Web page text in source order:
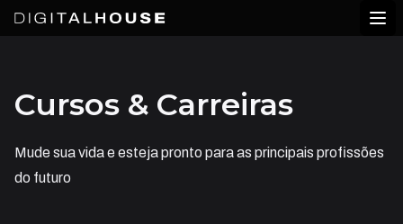
Digital House
Cursos & Carreiras
Mude sua vida e esteja pronto para as principais profissões
do futuro